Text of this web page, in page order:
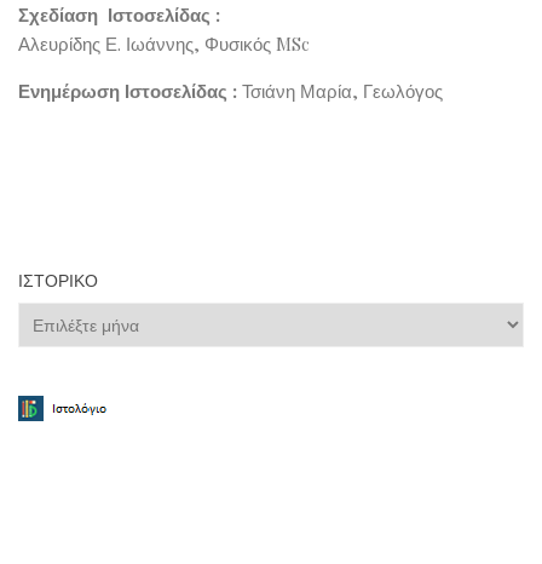
Σχεδίαση Ιστοσελίδας :
Αλευρίδης Ε. Ιωάννης, Φυσικός MSc
Ενημέρωση Ιστοσελίδας : Τσιάνη Μαρία, Γεωλόγος
ΙΣΤΟΡΙΚΌ
Ιστορικό